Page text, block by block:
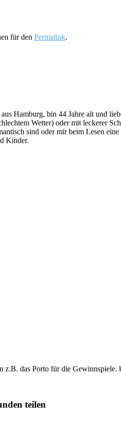
für den Permalink.
Hamburg, bin 44 Jahre alt und
Wetter) oder mit leckerer
sind oder mir beim Lesen
Kinder.
das Porto für die Gewinnspiele.
teilen